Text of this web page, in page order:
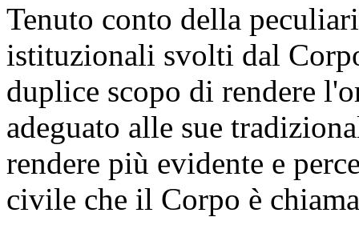
Tenuto conto della
istituzionali svolti dal
duplice scopo di rendere
adeguato alle sue
rendere più evidente e
civile che il Corpo è